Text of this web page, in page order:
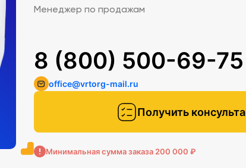
Менеджер по продажам
Получить
8 (800) 500-69-75
office@vrtorg-mail.ru
Минимальная сумма заказа 200 000 ₽